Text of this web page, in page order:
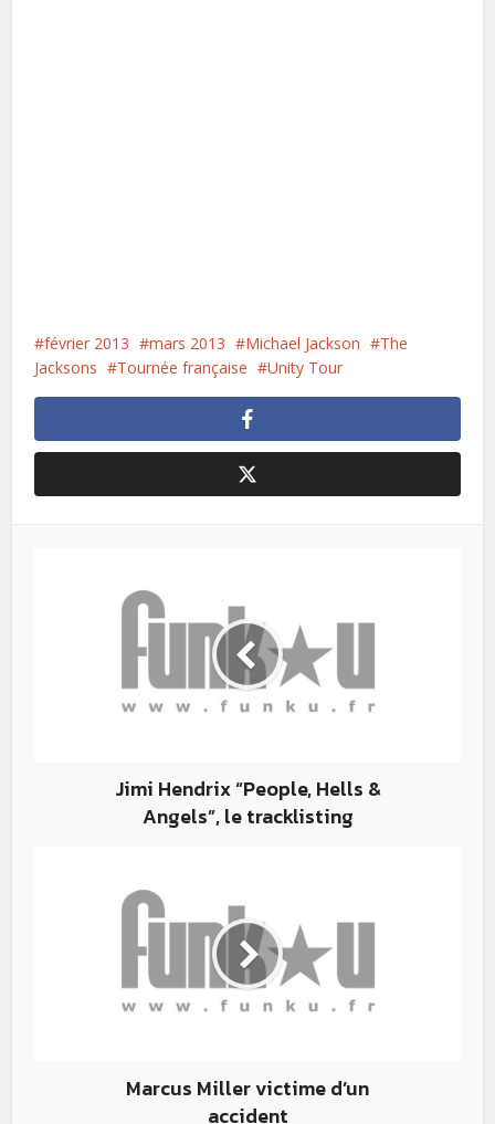
février 2013 mars 2013 Michael Jackson
The
Jacksons
Tournée française Unity Tour
Jimi Hendrix “People, Hells &
Angels”, le tracklisting
Marcus Miller victime d’un
accident